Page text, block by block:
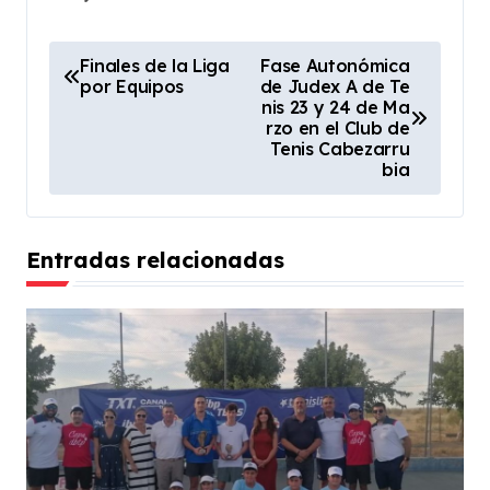
g
c
i
ó
n
d
e
Finales de la Liga
por Equipos
Fase Autonómica
de Judex A de Te
nis 23 y 24 de Ma
rzo en el Club de
Tenis Cabezarru
bia
Entradas relacionadas